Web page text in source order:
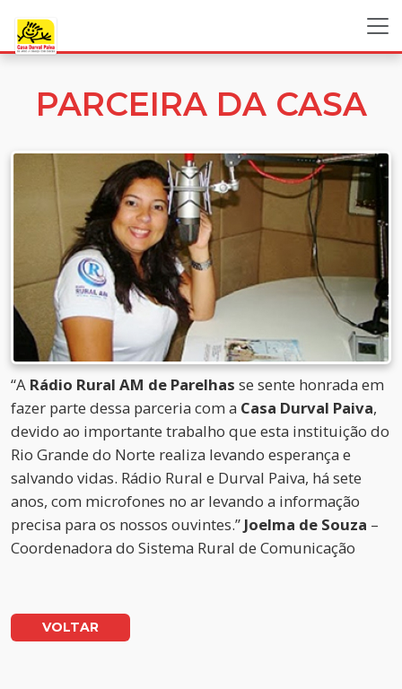
PARCEIRA DA CASA
“A Rádio Rural AM de Parelhas se sente honrada em
fazer parte dessa parceria com a Casa Durval Paiva,
devido ao importante trabalho que esta instituição do
Rio Grande do Norte realiza levando esperança e
salvando vidas. Rádio Rural e Durval Paiva, há sete
anos, com microfones no ar levando a informação
precisa para os nossos ouvintes.” Joelma de Souza –
Coordenadora do Sistema Rural de Comunicação
VOLTAR